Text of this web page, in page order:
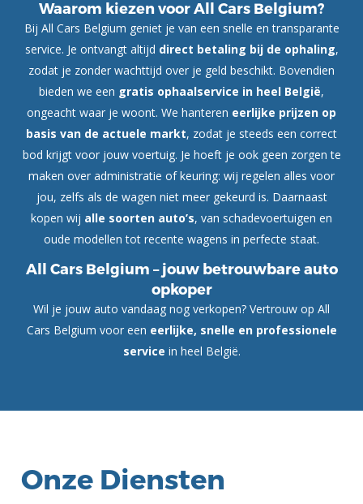
Waarom kiezen voor All Cars Belgium?
Bij All Cars Belgium geniet je van een snelle en transparante
service. Je ontvangt altijd direct betaling bij de ophaling,
zodat je zonder wachttijd over je geld beschikt. Bovendien
bieden we een gratis ophaalservice in heel België,
ongeacht waar je woont. We hanteren eerlijke prijzen op
basis van de actuele markt, zodat je steeds een correct
bod krijgt voor jouw voertuig. Je hoeft je ook geen zorgen te
maken over administratie of keuring: wij regelen alles voor
jou, zelfs als de wagen niet meer gekeurd is. Daarnaast
kopen wij alle soorten auto’s, van schadevoertuigen en
oude modellen tot recente wagens in perfecte staat.
All Cars Belgium – jouw betrouwbare auto
opkoper
Wil je jouw auto vandaag nog verkopen? Vertrouw op All
Cars Belgium voor een eerlijke, snelle en professionele
service in heel België.
Onze Diensten